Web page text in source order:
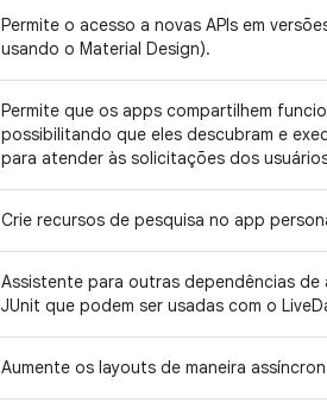
Permite o acesso a novas APIs em
usando o Material Design).
Permite que os apps compartilhem
possibilitando que eles descubram e
para atender às solicitações dos
Crie recursos de pesquisa no app
Assistente para outras dependências
JUnit que podem ser usadas com o
Aumente os layouts de maneira